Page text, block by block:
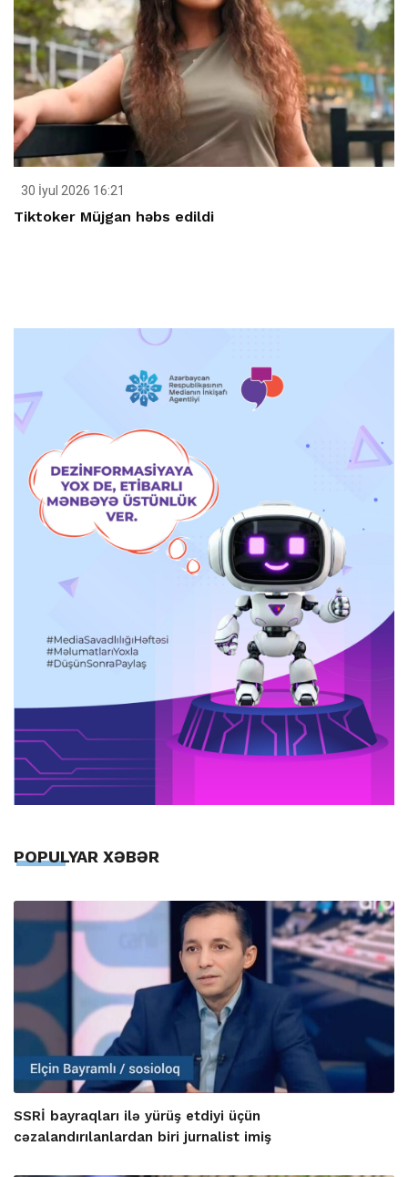
30 İyul 2026 16:21
Tiktoker Müjgan həbs edildi
POPULYAR XƏBƏR
SSRİ bayraqları ilə yürüş etdiyi üçün
cəzalandırılanlardan biri jurnalist imiş